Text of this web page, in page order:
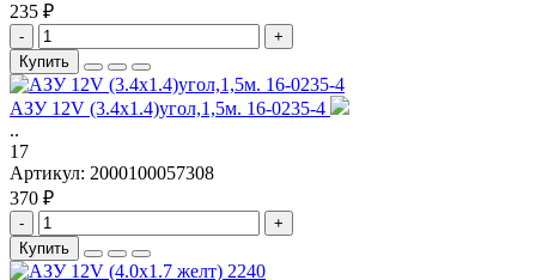
235 ₽
-
+
Купить
АЗУ 12V (3.4x1.4)угол,1,5м. 16-0235-4
..
17
Артикул: 2000100057308
370 ₽
-
+
Купить